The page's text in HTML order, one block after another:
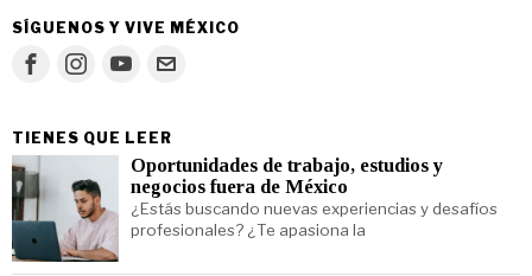
SÍGUENOS Y VIVE MÉXICO
TIENES QUE LEER
Oportunidades de trabajo, estudios y
negocios fuera de México
¿Estás buscando nuevas experiencias y desafíos
profesionales? ¿Te apasiona la